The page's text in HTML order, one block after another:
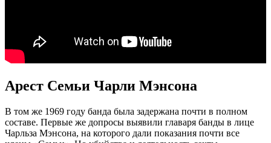
Арест Семьи Чарли Мэнсона
В том же 1969 году банда была задержана почти в полном
составе. Первые же допросы выявили главаря банды в лице
Чарльза Мэнсона, на которого дали показания почти все